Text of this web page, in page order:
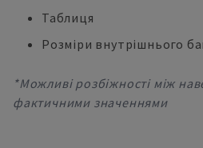
Таблиця
Розміри внутрішнього
*Можливі розбіжності між
фактичними значеннями